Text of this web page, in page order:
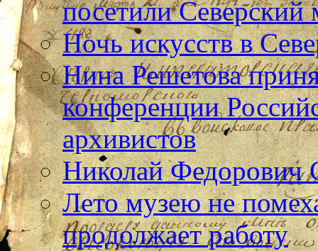
посетили Северский
Ночь искусств в
Нина Решетова
конференции
архивистов
Николай Федорович
Лето музею не
продолжает работу